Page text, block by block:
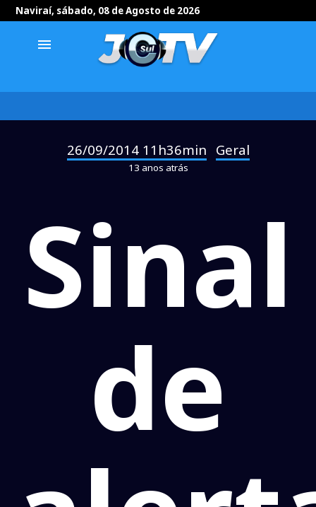
Naviraí, sábado, 08 de Agosto de 2026
menu
26/09/2014 11h36min Geral
13 anos atrás
Sinal
de